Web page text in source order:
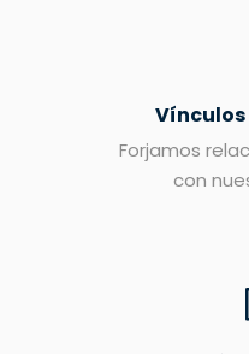
Forjamos
con